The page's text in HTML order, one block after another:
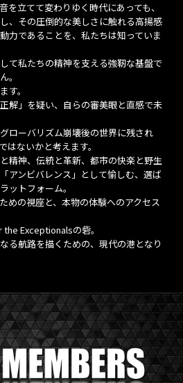
を立てて変わりゆく時代にあっても、
、その圧倒的な美しさに触れる高揚感
力であることを、私たちは知っていま
て私たちの精神を支える強靭な基盤で
。
す。
解」を疑い、自らの審美眼と直感で未
ローバリズム崩壊後の世界に残され
はないかと考えます。
精神、伝統と革新、都市の快楽と野生
「アンビバレンス」として愉しむ、選ば
ットフォーム。
めの視座と、本物の体験へのアクセス
Exceptionalsの砦。
る航路を描くための、現代の港となり